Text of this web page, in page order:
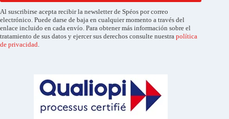
Al suscribirse acepta recibir la newsletter de Spéos por correo
electrónico. Puede darse de baja en cualquier momento a través del
enlace incluido en cada envío. Para obtener más información sobre el
tratamiento de sus datos y ejercer sus derechos consulte nuestra política
de privacidad.